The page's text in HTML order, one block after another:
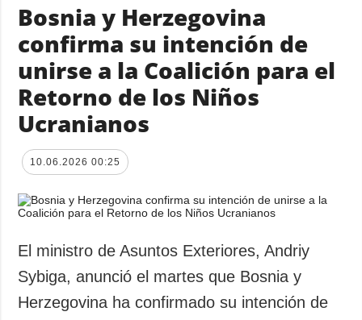
Bosnia y Herzegovina
confirma su intención de
unirse a la Coalición para el
Retorno de los Niños
Ucranianos
10.06.2026 00:25
El ministro de Asuntos Exteriores, Andriy
Sybiga, anunció el martes que Bosnia y
Herzegovina ha confirmado su intención de